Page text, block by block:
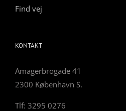
Find vej
KONTAKT
Amagerbrogade 41
2300 København S.
Tlf: 3295 0276